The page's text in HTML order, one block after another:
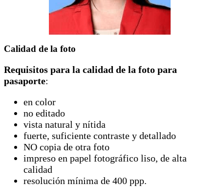
Calidad de la foto
Requisitos para la calidad de la foto para
pasaporte:
en color
no editado
vista natural y nítida
fuerte, suficiente contraste y detallado
NO copia de otra foto
impreso en papel fotográfico liso, de alta
calidad
resolución mínima de 400 ppp.